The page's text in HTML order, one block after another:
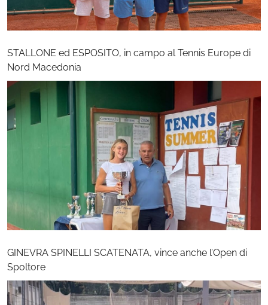
STALLONE ed ESPOSITO, in campo al Tennis Europe di
Nord Macedonia
GINEVRA SPINELLI SCATENATA, vince anche l’Open di
Spoltore